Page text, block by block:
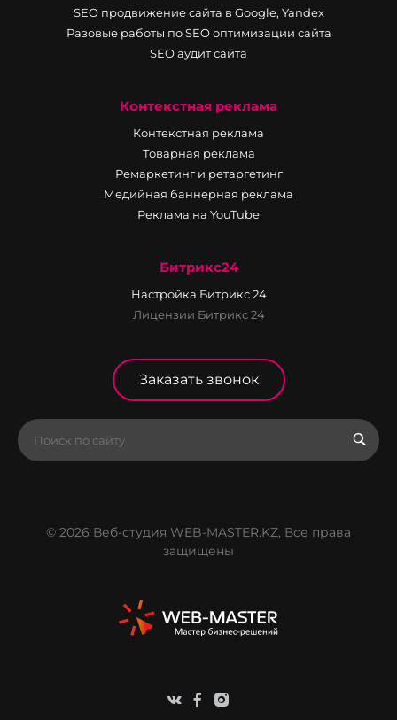
SEO продвижение сайта в Google, Yandex
Разовые работы по SEO оптимизации сайта
SEO аудит сайта
Контекстная реклама
Контекстная реклама
Товарная реклама
Ремаркетинг и ретаргетинг
Медийная баннерная реклама
Реклама на YouTube
Битрикс24
Настройка Битрикс 24
Лицензии Битрикс 24
Заказать звонок
© 2026 Веб-студия WEB-MASTER.KZ, Все права
защищены